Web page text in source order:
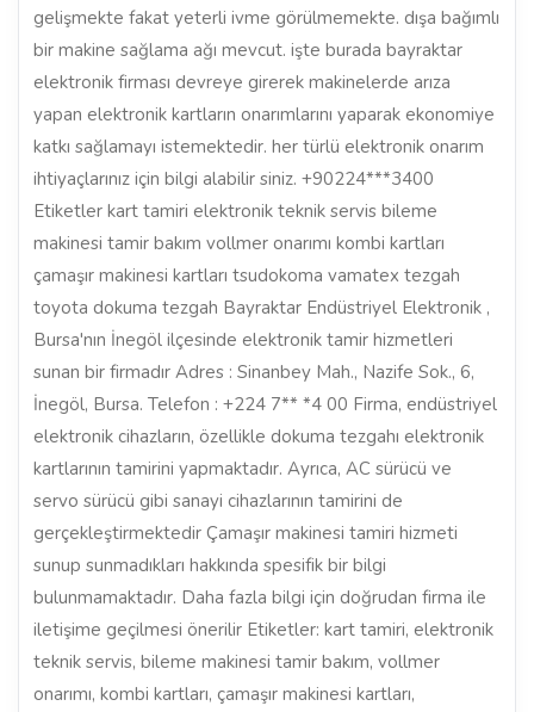
gelişmekte fakat yeterli ivme görülmemekte. dışa bağımlı
bir makine sağlama ağı mevcut. işte burada bayraktar
elektronik firması devreye girerek makinelerde arıza
yapan elektronik kartların onarımlarını yaparak ekonomiye
katkı sağlamayı istemektedir. her türlü elektronik onarım
ihtiyaçlarınız için bilgi alabilir siniz. +90224***3400
Etiketler kart tamiri elektronik teknik servis bileme
makinesi tamir bakım vollmer onarımı kombi kartları
çamaşır makinesi kartları tsudokoma vamatex tezgah
toyota dokuma tezgah Bayraktar Endüstriyel Elektronik ,
Bursa'nın İnegöl ilçesinde elektronik tamir hizmetleri
sunan bir firmadır Adres : Sinanbey Mah., Nazife Sok., 6,
İnegöl, Bursa. Telefon : +224 7** *4 00 Firma, endüstriyel
elektronik cihazların, özellikle dokuma tezgahı elektronik
kartlarının tamirini yapmaktadır. Ayrıca, AC sürücü ve
servo sürücü gibi sanayi cihazlarının tamirini de
gerçekleştirmektedir Çamaşır makinesi tamiri hizmeti
sunup sunmadıkları hakkında spesifik bir bilgi
bulunmamaktadır. Daha fazla bilgi için doğrudan firma ile
iletişime geçilmesi önerilir Etiketler: kart tamiri, elektronik
teknik servis, bileme makinesi tamir bakım, vollmer
onarımı, kombi kartları, çamaşır makinesi kartları,